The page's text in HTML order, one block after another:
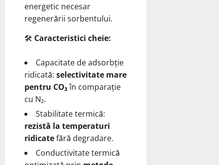
energetic necesar
regenerării sorbentului.
🛠 Caracteristici cheie:
Capacitate de adsorbție
ridicată: selectivitate mare
pentru CO₂în comparație
cu N₂.
Stabilitate termică:
rezistă la temperaturi
ridicatefără degradare.
Conductivitate termică